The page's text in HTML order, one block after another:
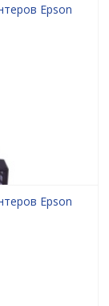
Epson
Epson